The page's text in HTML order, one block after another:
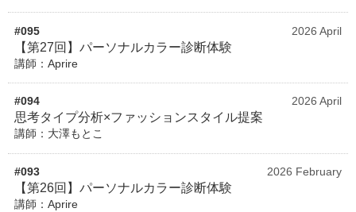
#095 2026 April
【第27回】パーソナルカラー診断体験
講師：Aprire
#094 2026 April
思考タイプ分析×ファッションスタイル提案
講師：大澤もとこ
#093 2026 February
【第26回】パーソナルカラー診断体験
講師：Aprire